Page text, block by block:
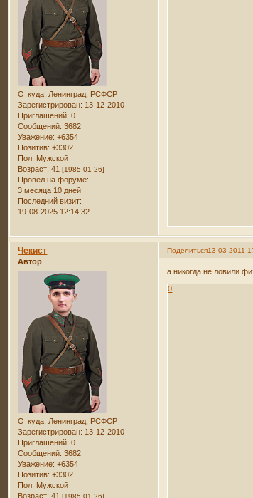
Откуда: Ленинград, РСФСР
Зарегистрирован: 13-12-2010
Приглашений: 0
Сообщений: 3682
Уважение: +6354
Позитив: +3302
Пол: Мужской
Возраст: 41[1985-01-26]
Провел на форуме:
3 месяца 10 дней
Последний визит:
19-08-2025 12:14:32
Поделиться13-03-2011
Чекист
Автор
Откуда: Ленинград, РСФСР
Зарегистрирован: 13-12-2010
Приглашений: 0
Сообщений: 3682
Уважение: +6354
Позитив: +3302
Пол: Мужской
Возраст: 41[1985-01-26]
а никогда не ловили
0